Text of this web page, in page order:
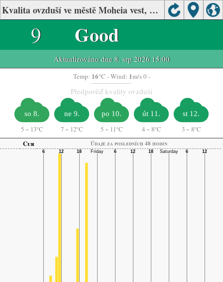
Kvalita ovzduší ve městě Moheia vest, Mo i Rana, Norway
9 Good
Aktualizováno dne 8. srp 2026 15:00
Temp: 16°C - Wind: 1m/s 0 -
Předpověď kvality ovzduší
so 8.
5 ~ 13°C
ne 9.
7 ~ 12°C
po 10.
5 ~ 11°C
út 11.
4 ~ 8°C
st 12.
3 ~ 8°C
Cur
Údaje za posledních 48 hodin